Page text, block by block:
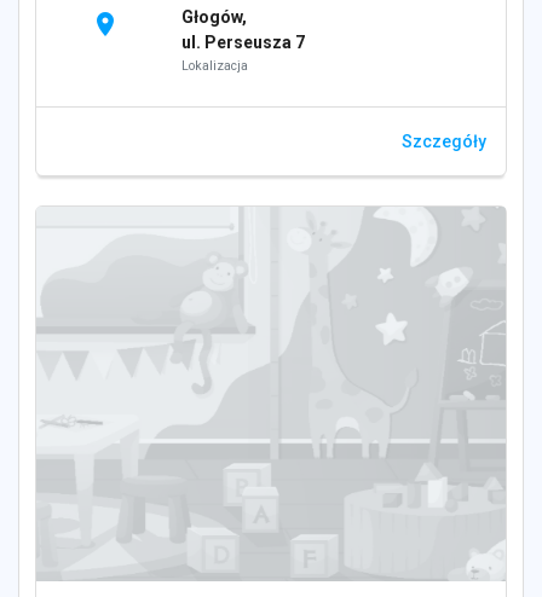
location_on
Głogów,
ul. Perseusza 7
Lokalizacja
Szczegóły